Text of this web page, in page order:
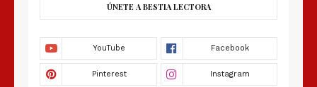
ÚNETE A BESTIA LECTORA